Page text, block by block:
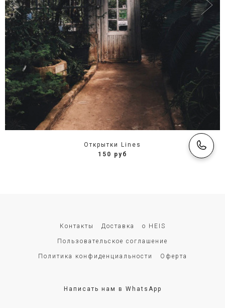
Открытки Lines
150 руб
Контакты Доставка о HEIS
Пользовательское соглашение
Политика конфиденциальности Оферта
Написать нам в WhatsApp